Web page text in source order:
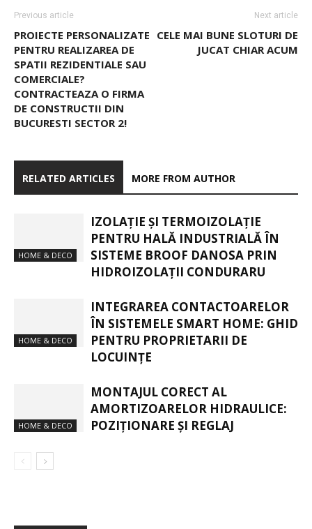
Previous article
PROIECTE PERSONALIZATE
PENTRU REALIZAREA DE
SPATII REZIDENTIALE SAU
COMERCIALE?
CONTRACTEAZA O FIRMA
DE CONSTRUCTII DIN
BUCURESTI SECTOR 2!
Next article
CELE MAI BUNE SLOTURI DE
JUCAT CHIAR ACUM
RELATED ARTICLES MORE FROM AUTHOR
HOME & DECO
IZOLAȚIE ȘI TERMOIZOLAȚIE
PENTRU HALĂ INDUSTRIALĂ ÎN
SISTEME BROOF DANOSA PRIN
HIDROIZOLAȚII CONDURARU
HOME & DECO
INTEGRAREA CONTACTOARELOR
ÎN SISTEMELE SMART HOME: GHID
PENTRU PROPRIETARII DE
LOCUINȚE
HOME & DECO
MONTAJUL CORECT AL
AMORTIZOARELOR HIDRAULICE:
POZIȚIONARE ȘI REGLAJ